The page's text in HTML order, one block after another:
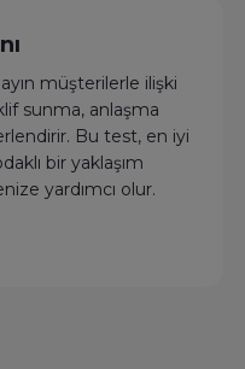
müşterilerle ilişki
sunma, anlaşma
Bu test, en iyi
bir yaklaşım
yardımcı olur.